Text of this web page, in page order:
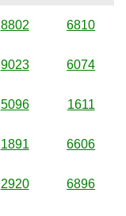
8802 6810
9023 6074
5096 1611
1891 6606
2920 6896